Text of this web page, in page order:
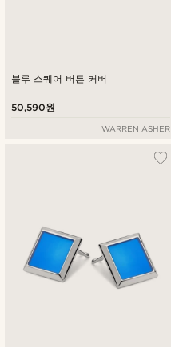
블루 스퀘어 버튼 커버
50,590원
WARREN ASHER